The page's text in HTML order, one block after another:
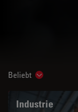
Beliebt Show
Industrie